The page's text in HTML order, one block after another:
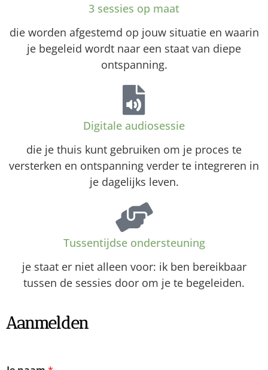
3 sessies op maat
die worden afgestemd op jouw situatie en waarin
je begeleid wordt naar een staat van diepe
ontspanning.
Digitale audiosessie
die je thuis kunt gebruiken om je proces te
versterken en ontspanning verder te integreren in
je dagelijks leven.
Tussentijdse ondersteuning
je staat er niet alleen voor: ik ben bereikbaar
tussen de sessies door om je te begeleiden.
Aanmelden